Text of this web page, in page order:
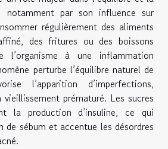
par son influence sur
régulièrement des aliments
des fritures ou des boissons
l’organisme à une inflammation
perturbe l’équilibre naturel de
l’apparition d’imperfections,
vieillissement prématuré. Les sucres
la production d’insuline, ce qui
sébum et accentue les désordres